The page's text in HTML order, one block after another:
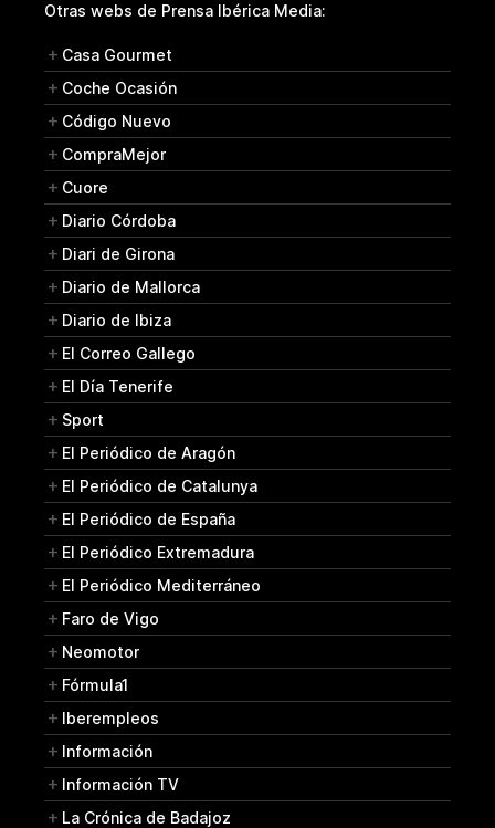
Otras webs de Prensa Ibérica Media:
Casa Gourmet
Coche Ocasión
Código Nuevo
CompraMejor
Cuore
Diario Córdoba
Diari de Girona
Diario de Mallorca
Diario de Ibiza
El Correo Gallego
El Día Tenerife
Sport
El Periódico de Aragón
El Periódico de Catalunya
El Periódico de España
El Periódico Extremadura
El Periódico Mediterráneo
Faro de Vigo
Neomotor
Fórmula1
Iberempleos
Información
Información TV
La Crónica de Badajoz